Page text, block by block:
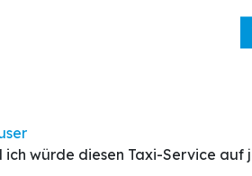
würde diesen Taxi-Service auf